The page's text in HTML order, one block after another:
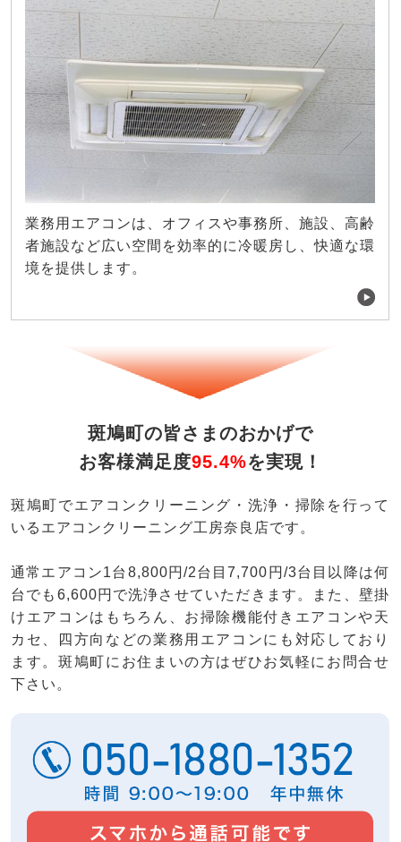
業務用エアコンは、オフィスや事務所、施設、高齢
者施設など広い空間を効率的に冷暖房し、快適な環
境を提供します。
斑鳩町の皆さまのおかげで
お客様満足度95.4%を実現！
斑鳩町でエアコンクリーニング・洗浄・掃除を行って
いるエアコンクリーニング工房奈良店です。
通常エアコン1台8,800円/2台目7,700円/3台目以降は何
台でも6,600円で洗浄させていただきます。また、壁掛
けエアコンはもちろん、お掃除機能付きエアコンや天
カセ、四方向などの業務用エアコンにも対応しており
ます。斑鳩町にお住まいの方はぜひお気軽にお問合せ
下さい。